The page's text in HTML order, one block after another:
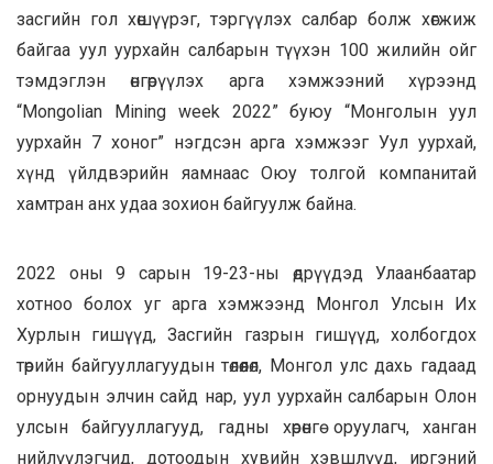
засгийн гол хөшүүрэг, тэргүүлэх салбар болж хөгжиж
байгаа уул уурхайн салбарын түүхэн 100 жилийн ойг
тэмдэглэн өнгөрүүлэх арга хэмжээний хүрээнд
“Mongolian Mining week 2022” буюу “Монголын уул
уурхайн 7 хоног” нэгдсэн арга хэмжээг Уул уурхай,
хүнд үйлдвэрийн яамнаас Оюу толгой компанитай
хамтран анх удаа зохион байгуулж байна.
2022 оны 9 сарын 19-23-ны өдрүүдэд Улаанбаатар
хотноо болох уг арга хэмжээнд Монгол Улсын Их
Хурлын гишүүд, Засгийн газрын гишүүд, холбогдох
төрийн байгууллагуудын төлөөлөл, Монгол улс дахь гадаад
орнуудын элчин сайд нар, уул уурхайн салбарын Олон
улсын байгууллагууд, гадны хөрөнгө оруулагч, ханган
нийлүүлэгчид, дотоодын хувийн хэвшлүүд, иргэний